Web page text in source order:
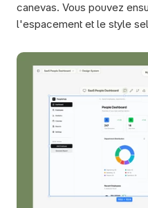
canevas. Vous pouvez
l'espacement et le style